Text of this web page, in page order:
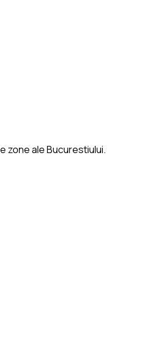
zone ale Bucurestiului.